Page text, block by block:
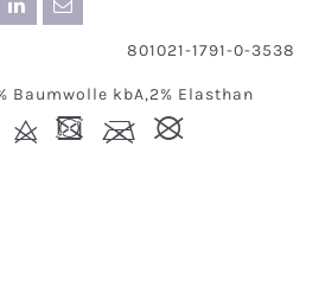
801021-1791-0-3538
Baumwolle kbA,2% Elasthan
d - l #